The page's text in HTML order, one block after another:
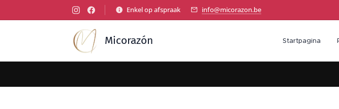
Enkel op afspraak info@micorazon.be
Micorazón Startpagina